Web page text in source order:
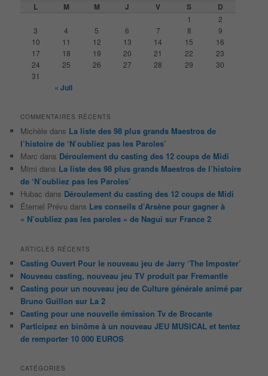
L M M J V S D
1
2
3
4 5 6 7 8
9
10
11 12 13 14 15
16
17
18 19 20 21 22
23
24
25 26 27 28 29
30
31
« Juil
COMMENTAIRES RÉCENTS
Michèle dans La liste des 98 plus grands Maestros de
l’histoire de ‘N’oubliez pas les Paroles’
Marc dans Déroulement du casting des 12 coups de Midi
Mimi dans La liste des 98 plus grands Maestros de l’histoire
de ‘N’oubliez pas les Paroles’
Hubac dans Déroulement du casting des 12 coups de Midi
Éternel Prévu dans Les conseils d’Arsène pour gagner à
« N’oubliez pas les paroles » de Nagui sur France 2
ARTICLES RÉCENTS
Casting Ouvert Pour le nouveau jeu de Jarry ‘The Imposter’
Nouveau casting, nouveau jeu TV produit par Fremantle
Casting pour un nouveau jeu de Culture générale animé par
Bruno Guillon sur La 2
Casting pour une nouvelle émission Tv de Brocante
Participez en binôme à un nouveau JEU MUSICAL et tentez
de remporter 10 000 EUROS
CATÉGORIES